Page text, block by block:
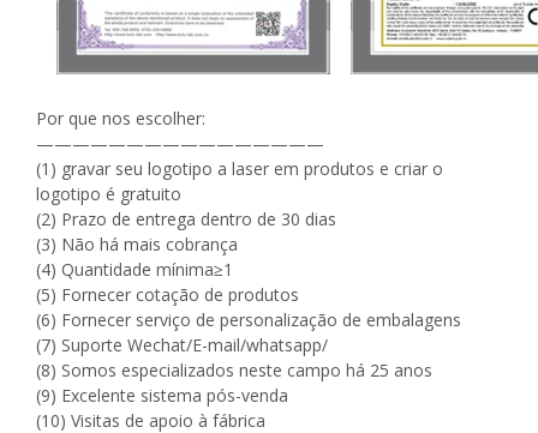
Por que nos escolher:
————————————————
(1) gravar seu logotipo a laser em produtos e criar o
logotipo é gratuito
(2) Prazo de entrega dentro de 30 dias
(3) Não há mais cobrança
(4) Quantidade mínima≥1
(5) Fornecer cotação de produtos
(6) Fornecer serviço de personalização de embalagens
(7) Suporte Wechat/E-mail/whatsapp/
(8) Somos especializados neste campo há 25 anos
(9) Excelente sistema pós-venda
(10) Visitas de apoio à fábrica